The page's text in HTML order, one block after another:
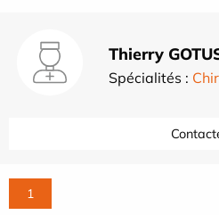
Thierry
Spécialités :
1